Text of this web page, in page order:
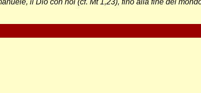
il Dio con noi (cf. Mt 1,23), fino alla fine del